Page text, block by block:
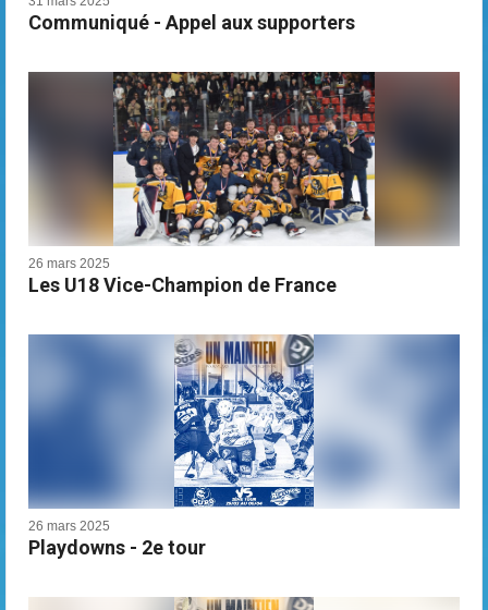
Communiqué - Appel aux supporters
26 mars 2025
Les U18 Vice-Champion de France
26 mars 2025
Playdowns - 2e tour